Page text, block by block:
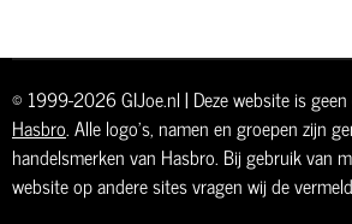
© 1999-2026 GIJoe.nl | Deze website is
Hasbro. Alle logo's, namen en groepen zijn
handelsmerken van Hasbro. Bij gebruik van
website op andere sites vragen wij de